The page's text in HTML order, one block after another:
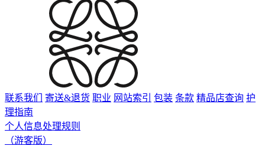
联系我们 寄送&退货 职业 网站索引 包装 条款 精品店查询 护
理指南
个人信息处理规则
（游客版）